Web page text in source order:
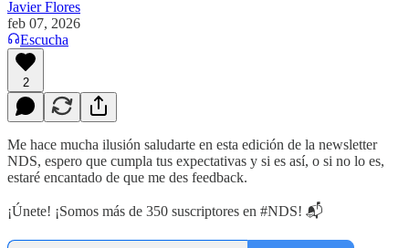
Javier Flores
feb 07, 2026
Escucha
2
Me hace mucha ilusión saludarte en esta edición de la newsletter
NDS, espero que cumpla tus expectativas y si es así, o si no lo es,
estaré encantado de que me des feedback.
¡Únete! ¡Somos más de 350 suscriptores en #NDS! 📬